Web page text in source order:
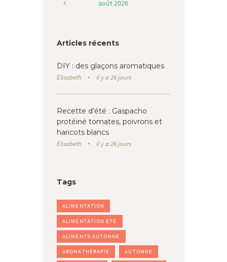
août2026
Articles récents
DIY : des glaçons aromatiques
Elisabeth il y a 26 jours
Recette d’été : Gaspacho
protéiné tomates, poivrons et
haricots blancs
Elisabeth il y a 26 jours
Tags
ALIMENTATION
ALIMENTATION ÉTÉ
ALIMENTS AUTOMNE
AROMATHÉRAPIE AUTOMNE